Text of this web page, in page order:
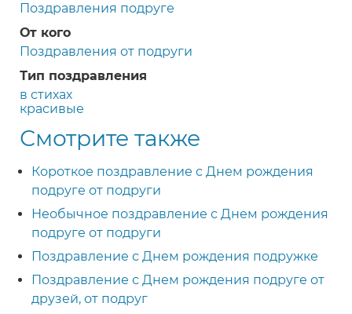
Поздравления подруге
От кого
Поздравления от подруги
Тип поздравления
в стихах
красивые
Смотрите также
Короткое поздравление с Днем рождения
подруге от подруги
Необычное поздравление с Днем рождения
подруге от подруги
Поздравление с Днем рождения подружке
Поздравление с Днем рождения подруге от
друзей, от подруг